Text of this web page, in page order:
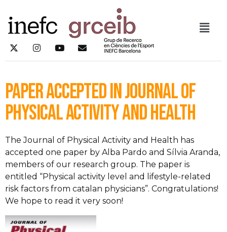
Paper accepted in Journal of
Physical Activity and Health
The Journal of Physical Activity and Health has
accepted one paper by Alba Pardo and Sílvia Aranda,
members of our research group. The paper is
entitled “Physical activity level and lifestyle-related
risk factors from catalan physicians”. Congratulations!
We hope to read it very soon!